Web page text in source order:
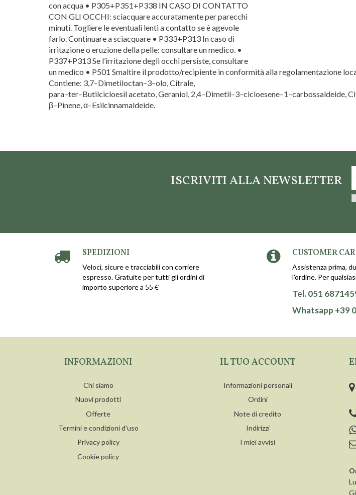
con acqua • P305+P351+P338 IN CASO DI CONTATTO
CON GLI OCCHI: sciacquare accuratamente per parecchi
minuti. Togliere le eventuali lenti a contatto se è agevole
farlo. Continuare a sciacquare • P333+P313 In caso di
irritazione o eruzione della pelle: consultare un medico. •
P337+P313 Se l’irritazione degli occhi persiste, consultare
un medico • P501 Smaltire il prodotto/recipiente in conformità alla regolamentazione
Contiene: 3,7–Dimetiloctan–3–olo, Citrale,
para–ter–Butilcicloesil acetato, Geraniol, 2,4–Dimetil–3–cicloesene–1–carbossaldeide,
β–Pinene, α–Esilcinnamaldeide.
ISCRIVITI ALLA NEWSLETTER
SPEDIZIONI
Veloci, sicure e tracciabili con corriere
espresso. Gratuite per tutti gli ordini di
importo superiore a 55 €
CUSTOMER
Assistenza prima,
l'ordine. Per
Tel. 051
Whatsapp +39
INFORMAZIONI
Chi siamo
Nuovi prodotti
Offerte
Termini e condizioni d'uso
Privacy policy
Cookie policy
IL TUO ACCOUNT
Informazioni personali
Ordini
Note di credito
Indirizzi
I miei avvisi